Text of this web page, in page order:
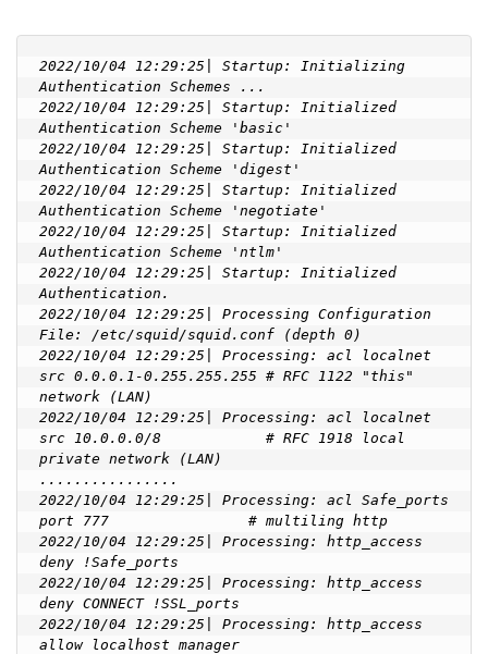
2022/10/04 12:29:25| Startup: Initializing
Authentication Schemes ...
2022/10/04 12:29:25| Startup: Initialized
Authentication Scheme 'basic'
2022/10/04 12:29:25| Startup: Initialized
Authentication Scheme 'digest'
2022/10/04 12:29:25| Startup: Initialized
Authentication Scheme 'negotiate'
2022/10/04 12:29:25| Startup: Initialized
Authentication Scheme 'ntlm'
2022/10/04 12:29:25| Startup: Initialized
Authentication.
2022/10/04 12:29:25| Processing Configuration
File: /etc/squid/squid.conf (depth 0)
2022/10/04 12:29:25| Processing: acl localnet
src 0.0.0.1-0.255.255.255 # RFC 1122 "this"
network (LAN)
2022/10/04 12:29:25| Processing: acl localnet
src 10.0.0.0/8            # RFC 1918 local
private network (LAN)
................
2022/10/04 12:29:25| Processing: acl Safe_ports
port 777                # multiling http
2022/10/04 12:29:25| Processing: http_access
deny !Safe_ports
2022/10/04 12:29:25| Processing: http_access
deny CONNECT !SSL_ports
2022/10/04 12:29:25| Processing: http_access
allow localhost manager